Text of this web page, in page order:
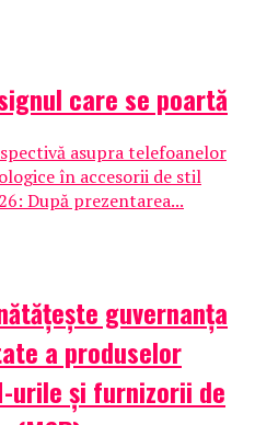
care se poartă
asupra telefoanelor
în accesorii de stil
După prezentarea...
guvernanța
a produselor
urile și furnizorii de